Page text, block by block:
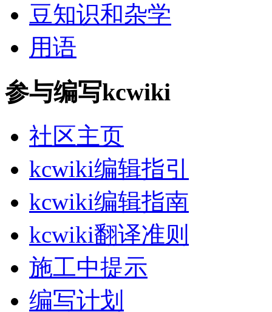
豆知识和杂学
用语
参与编写kcwiki
社区主页
kcwiki编辑指引
kcwiki编辑指南
kcwiki翻译准则
施工中提示
编写计划